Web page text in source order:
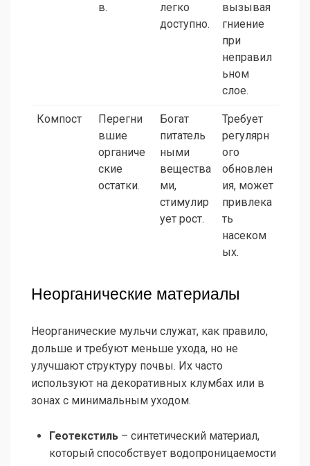
в.
легко
доступно.
вызывая
гниение
при
неправил
ьном
слое.
Компост
Перегни
вшие
органиче
ские
остатки.
Богат
питатель
ными
вещества
ми,
стимулир
ует рост.
Требует
регулярн
ого
обновлен
ия, может
привлека
ть
насеком
ых.
Неорганические материалы
Неорганические мульчи служат, как правило,
дольше и требуют меньше ухода, но не
улучшают структуру почвы. Их часто
используют на декоративных клумбах или в
зонах с минимальным уходом.
Геотекстиль – синтетический материал,
который способствует водопроницаемости